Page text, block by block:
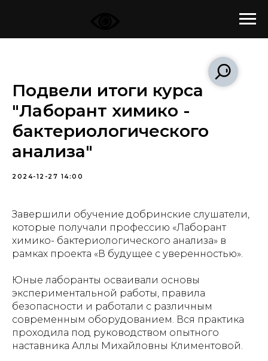
Подвели итоги курса
"Лаборант химико -
бактериологического
анализа"
2024-12-27 14:00
Завершили обучение добринские слушатели,
которые получали профессию «Лаборант
химико- бактериологического анализа» в
рамках проекта «В будущее с уверенностью».
Юные лаборанты осваивали основы
экспериментальной работы, правила
безопасности и работали с различным
современным оборудованием. Вся практика
проходила под руководством опытного
наставника Аллы Михайловны Климентовой.